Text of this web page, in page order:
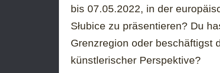
bis 07.05.2022, in der
Słubice zu präsentieren? Du
Grenzregion oder beschäftigst
künstlerischer Perspektive?